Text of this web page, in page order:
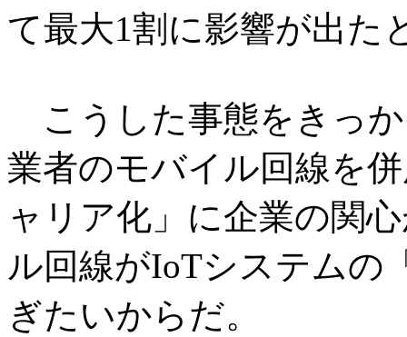
て最大1割に影響が出た
こうした事態をきっ
業者のモバイル回線を
ャリア化」に企業の関
ル回線がIoTシステムの
ぎたいからだ。